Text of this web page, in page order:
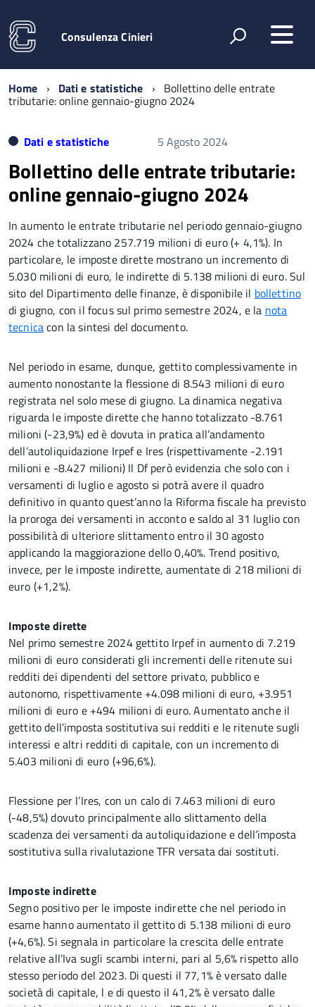
Consulenza Cinieri
Home Dati e statistiche Bollettino delle entrate
tributarie: online gennaio-giugno 2024
Dati e statistiche 5 Agosto 2024
Bollettino delle entrate tributarie:
online gennaio-giugno 2024
In aumento le entrate tributarie nel periodo gennaio-giugno
2024 che totalizzano 257.719 milioni di euro (+ 4,1%). In
particolare, le imposte dirette mostrano un incremento di
5.030 milioni di euro, le indirette di 5.138 milioni di euro. Sul
sito del Dipartimento delle finanze, è disponibile il bollettino
di giugno, con il focus sul primo semestre 2024, e la nota
tecnicacon la sintesi del documento.
Nel periodo in esame, dunque, gettito complessivamente in
aumento nonostante la flessione di 8.543 milioni di euro
registrata nel solo mese di giugno. La dinamica negativa
riguarda le imposte dirette che hanno totalizzato -8.761
milioni (-23,9%) ed è dovuta in pratica all’andamento
dell’autoliquidazione Irpef e Ires (rispettivamente -2.191
milioni e -8.427 milioni) Il Df però evidenzia che solo con i
versamenti di luglio e agosto si potrà avere il quadro
definitivo in quanto quest’anno la Riforma fiscale ha previsto
la proroga dei versamenti in acconto e saldo al 31 luglio con
possibilità di ulteriore slittamento entro il 30 agosto
applicando la maggiorazione dello 0,40%. Trend positivo,
invece, per le imposte indirette, aumentate di 218 milioni di
euro (+1,2%).
Imposte dirette
Nel primo semestre 2024 gettito Irpef in aumento di 7.219
milioni di euro considerati gli incrementi delle ritenute sui
redditi dei dipendenti del settore privato, pubblico e
autonomo, rispettivamente +4.098 milioni di euro, +3.951
milioni di euro e +494 milioni di euro. Aumentato anche il
gettito dell’imposta sostitutiva sui redditi e le ritenute sugli
interessi e altri redditi di capitale, con un incremento di
5.403 milioni di euro (+96,6%).
Flessione per l’Ires, con un calo di 7.463 milioni di euro
(-48,5%) dovuto principalmente allo slittamento della
scadenza dei versamenti da autoliquidazione e dell’imposta
sostitutiva sulla rivalutazione TFR versata dai sostituti.
Imposte indirette
Segno positivo per le imposte indirette che nel periodo in
esame hanno aumentato il gettito di 5.138 milioni di euro
(+4,6%). Si segnala in particolare la crescita delle entrate
relative all’Iva sugli scambi interni, pari al 5,6% rispetto allo
stesso periodo del 2023. Di questi il 77,1% è versato dalle
società di capitale, l e di questo il 41,2% è versato dalle